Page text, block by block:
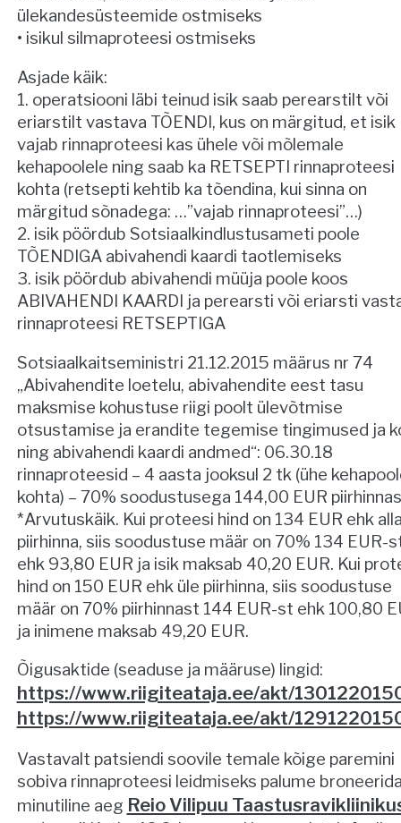
ülekandesüsteemide ostmiseks
• isikul silmaproteesi ostmiseks
Asjade käik:
1. operatsiooni läbi teinud isik saab perearstilt või
eriarstilt vastava TÕENDI, kus on märgitud, et isik
vajab rinnaproteesi kas ühele või mõlemale
kehapoolele ning saab ka RETSEPTI rinnaproteesi
kohta (retsepti kehtib ka tõendina, kui sinna on
märgitud sõnadega: …”vajab rinnaproteesi”…)
2. isik pöördub Sotsiaalkindlustusameti poole
TÕENDIGA abivahendi kaardi taotlemiseks
3. isik pöördub abivahendi müüja poole koos
ABIVAHENDI KAARDI ja perearsti või eriarsti
rinnaproteesi RETSEPTIGA
Sotsiaalkaitseministri 21.12.2015 määrus nr 74
„Abivahendite loetelu, abivahendite eest tasu
maksmise kohustuse riigi poolt ülevõtmise
otsustamise ja erandite tegemise tingimused ja
ning abivahendi kaardi andmed“: 06.30.18
rinnaproteesid – 4 aasta jooksul 2 tk (ühe
kohta) – 70% soodustusega 144,00 EUR
*Arvutuskäik. Kui proteesi hind on 134 EUR ehk
piirhinna, siis soodustuse määr on 70% 134 EUR-
ehk 93,80 EUR ja isik maksab 40,20 EUR. Kui
hind on 150 EUR ehk üle piirhinna, siis soodustuse
määr on 70% piirhinnast 144 EUR-st ehk 100,80
ja inimene maksab 49,20 EUR.
Õigusaktide (seaduse ja määruse) lingid:
https://www.riigiteataja.ee/akt/
https://www.riigiteataja.ee/akt/
Vastavalt patsiendi soovile temale kõige paremini
sobiva rinnaproteesi leidmiseks palume
minutiline aeg Reio Vilipuu